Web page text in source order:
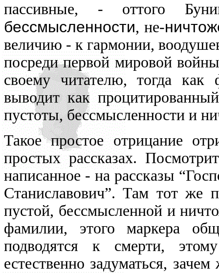
пассивные, - оттого
бессмысленности, не-
величию - к гармонии,
посреди первой мировой
своему читателю, тогда как
выводит как
пустоты, бессмысленности и
Такое простое отрицание
простых рассказах.
написанное - на рассказы
Станиславович”. Там тот же
пустой, бессмысленной и
фамилии, этого маркера
подводятся к смерти,
естественно задуматься,